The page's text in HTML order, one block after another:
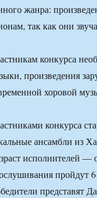
жанра:
так как они
конкурса
произведения
хоровой
конкурса
ансамбли из
исполнителей —
пройдут 6
представят